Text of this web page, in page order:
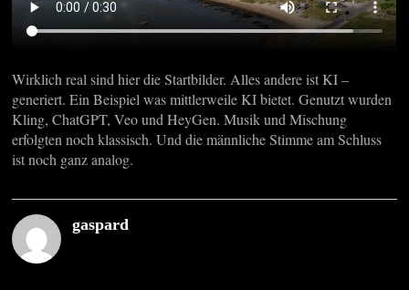
Wirklich real sind hier die Startbilder. Alles andere ist KI –
generiert. Ein Beispiel was mittlerweile KI bietet. Genutzt wurden
Kling, ChatGPT, Veo und HeyGen. Musik und Mischung
erfolgten noch klassisch. Und die männliche Stimme am Schluss
ist noch ganz analog.
gaspard